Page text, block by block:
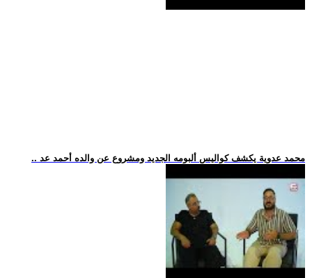
.. محمد عدوية يكشف كواليس ألبومه الجديد ومشروع عن والده أحمد عد